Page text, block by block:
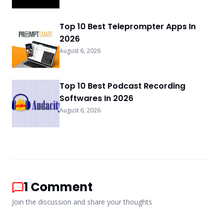
Top 10 Best Teleprompter Apps In
2026
August 6, 2026
Top 10 Best Podcast Recording
Softwares In 2026
August 6, 2026
1 Comment
Join the discussion and share your thoughts